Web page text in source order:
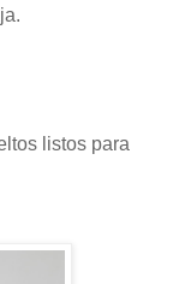
listos para